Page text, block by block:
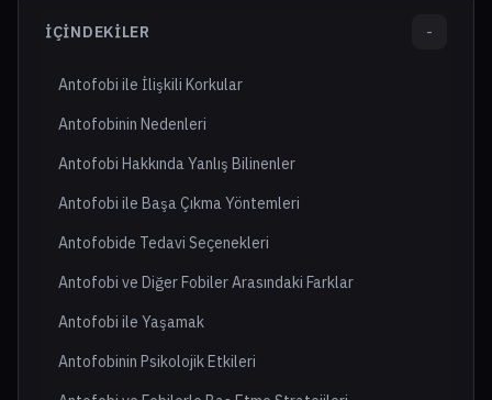
İÇINDEKILER -
Antofobi ile İlişkili Korkular
Antofobinin Nedenleri
Antofobi Hakkında Yanlış Bilinenler
Antofobi ile Başa Çıkma Yöntemleri
Antofobide Tedavi Seçenekleri
Antofobi ve Diğer Fobiler Arasındaki Farklar
Antofobi ile Yaşamak
Antofobinin Psikolojik Etkileri